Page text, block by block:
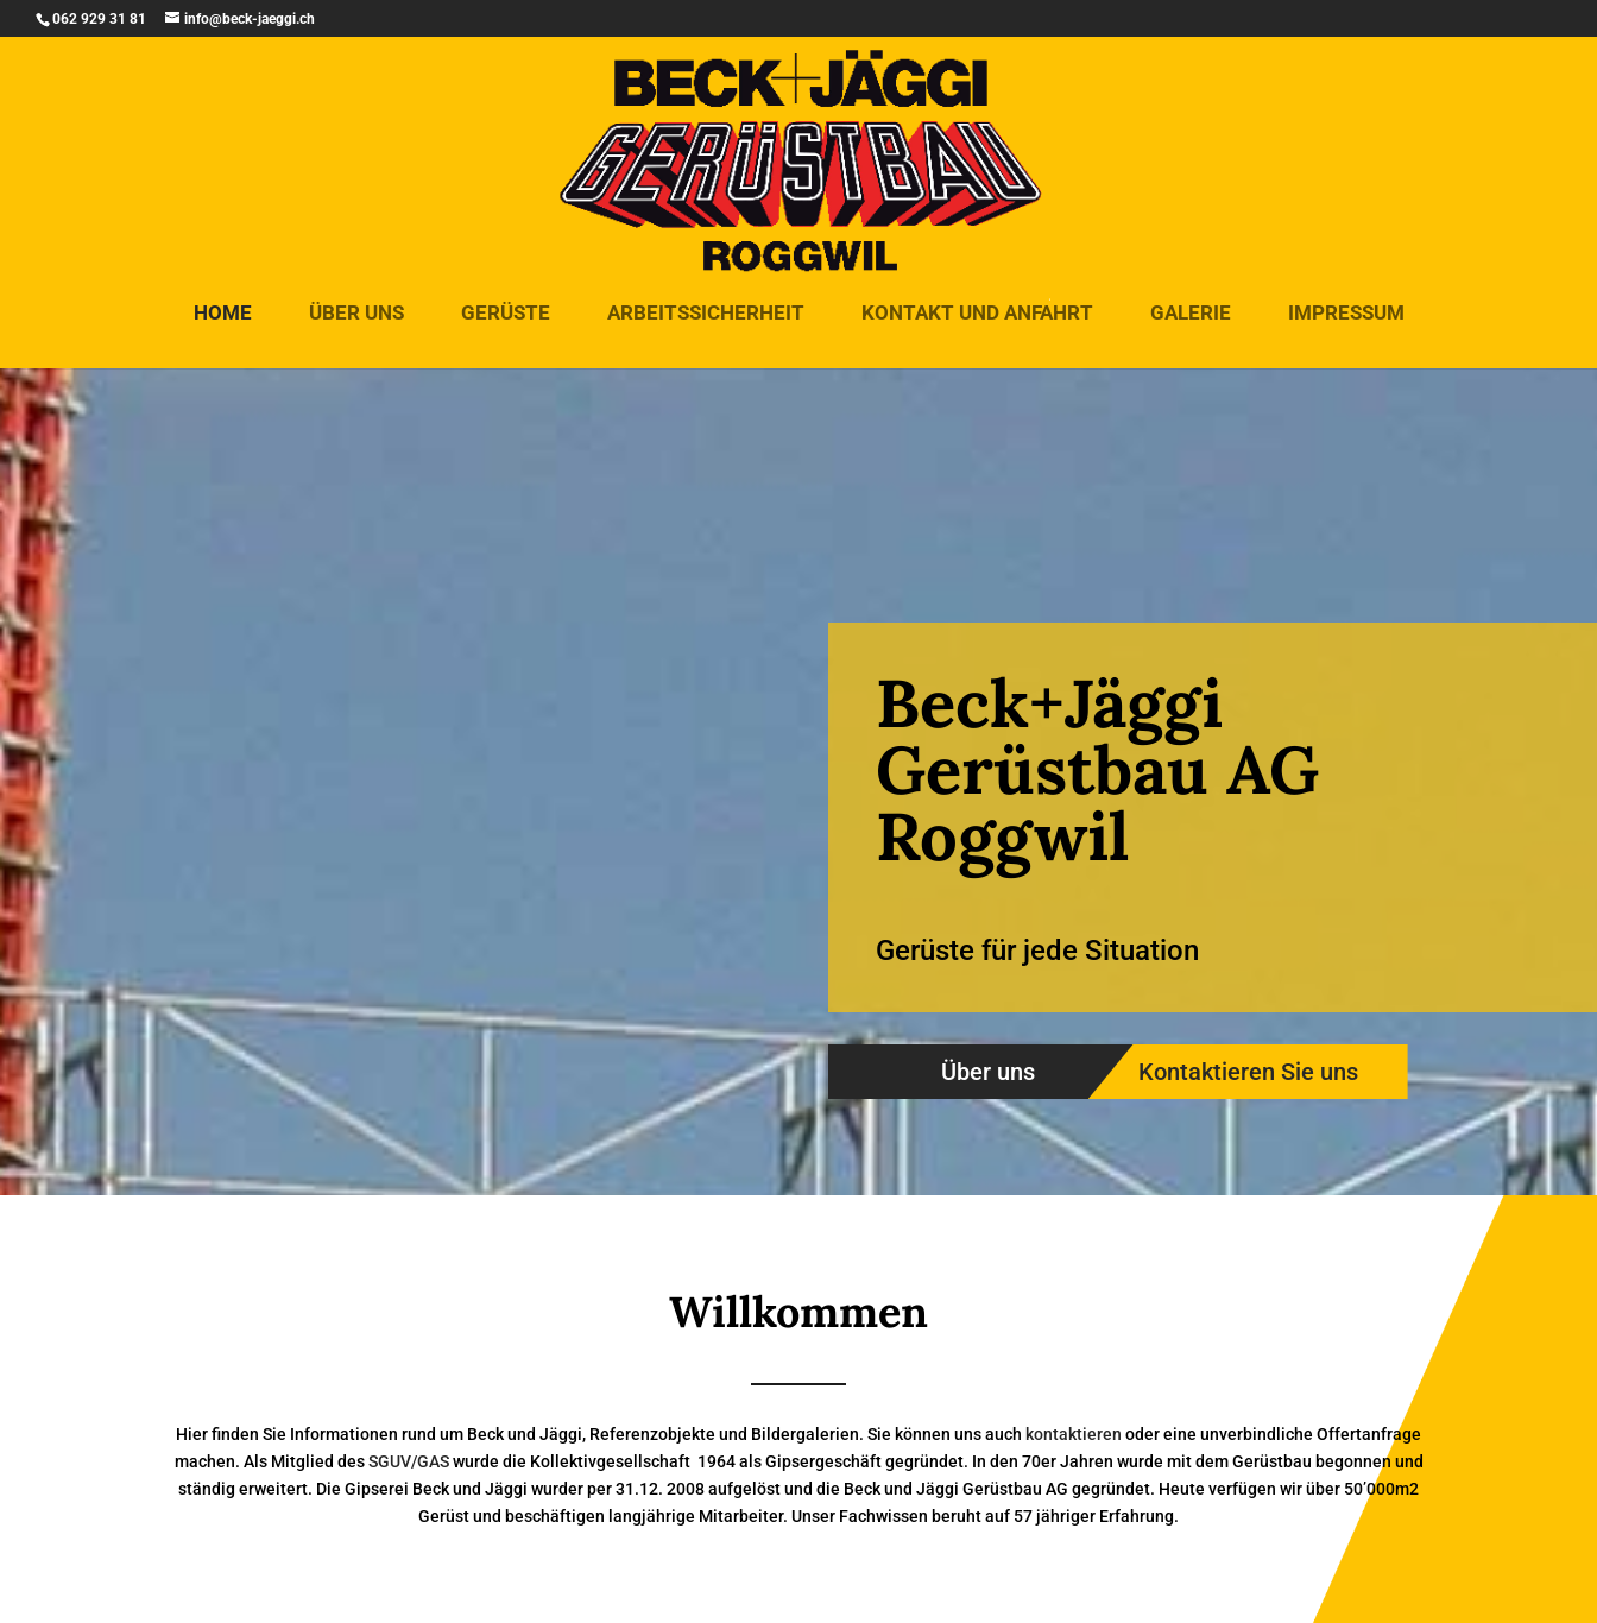
062 929 31 81 info@beck-jaeggi.ch
HOME ÜBER UNS GERÜSTE ARBEITSSICHERHEIT KONTAKT UND ANFAHRT GALERIE IMPRESSUM
Beck+Jäggi
Gerüstbau AG
Roggwil
Gerüste für jede Situation
Über uns Kontaktieren Sie uns
Willkommen
Hier finden Sie Informationen rund um Beck und Jäggi, Referenzobjekte und Bildergalerien. Sie können uns auch kontaktieren oder eine unverbindliche Offertanfrage
machen. Als Mitglied desSGUV/GASwurde die Kollektivgesellschaft 1964 als Gipsergeschäft gegründet. In den 70er Jahren wurde mit dem Gerüstbau begonnen und
ständig erweitert. Die Gipserei Beck und Jäggi wurder per 31.12. 2008 aufgelöst und die Beck und Jäggi Gerüstbau AG gegründet. Heute verfügen wir über 50’000m2
Gerüst und beschäftigen langjährige Mitarbeiter. Unser Fachwissen beruht auf 57 jähriger Erfahrung.